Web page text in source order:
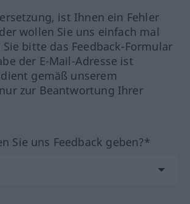
ist Ihnen ein Fehler
wollen Sie uns einfach mal
bitte das Feedback-Formular
der E-Mail-Adresse ist
gemäß unserem
zur Beantwortung Ihrer
Sie uns Feedback geben?*